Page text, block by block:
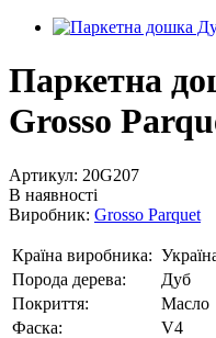
Паркетна
Grosso
Артикул: 20G207
В наявності
Виробник: Grosso Parquet
Країна виробника:
Порода дерева:
Дуб
Покриття:
Масло
Фаска:
V4